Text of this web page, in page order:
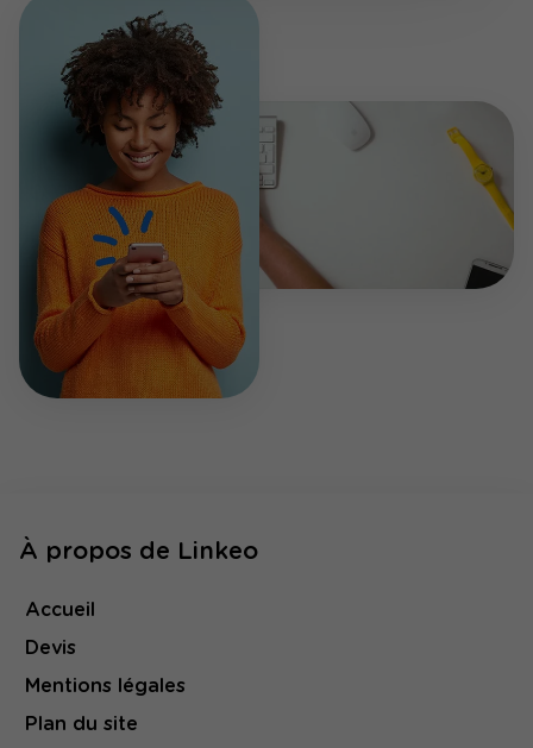
À propos de Linkeo
Accueil
Devis
Mentions légales
Plan du site